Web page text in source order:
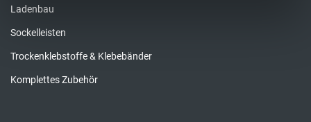
Ladenbau
Sockelleisten
Trockenklebstoffe & Klebebänder
Komplettes Zubehör